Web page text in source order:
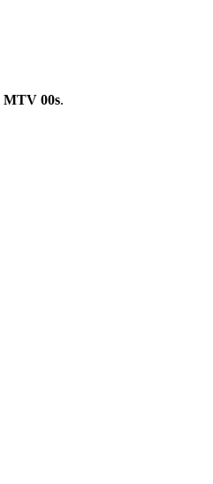
MTV 00s.